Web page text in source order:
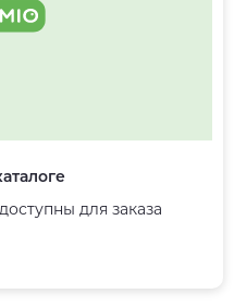
для заказа